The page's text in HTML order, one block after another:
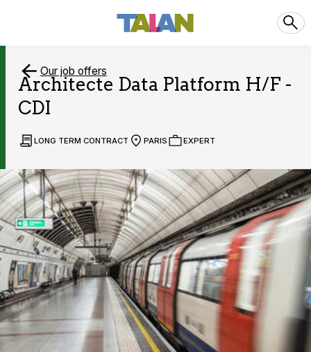
Our job offers
Architecte Data Platform H/F -
CDI
LONG TERM CONTRACT PARIS EXPERT